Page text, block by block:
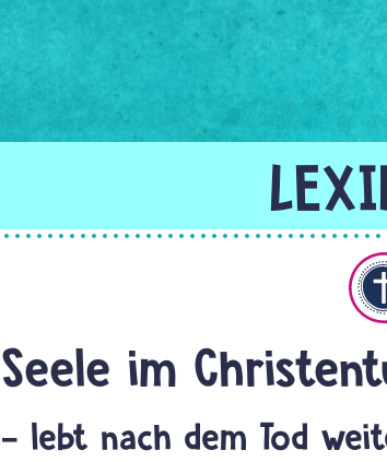
Seele im
- lebt nach dem Tod